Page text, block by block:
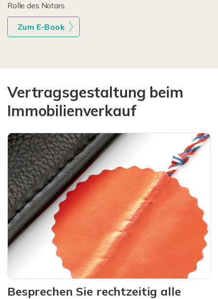
Rolle des Notars.
Zum E-Book
Vertragsgestaltung beim
Immobilienverkauf
Besprechen Sie rechtzeitig alle